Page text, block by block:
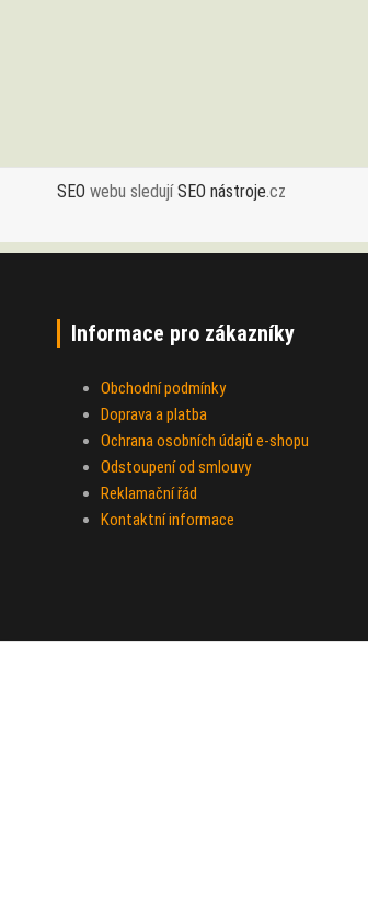
SEO webu sledujíSEO nástroje.cz
Informace pro zákazníky
Obchodní podmínky
Doprava a platba
Ochrana osobních údajů e-shopu
Odstoupení od smlouvy
Reklamační řád
Kontaktní informace